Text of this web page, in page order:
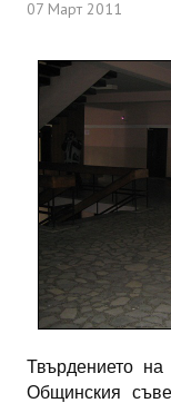
КОНТАКТИ
ИНТЕРВЮ
ЗА РЕГИОНА
Бележити
История
Населени места
ЗАБРАВЕНАТА
СВОБОДНИ
07 Март 2011
Твърдението
Общинския